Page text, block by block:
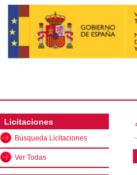
Licitaciones
Búsqueda Licitaciones
Ver Todas